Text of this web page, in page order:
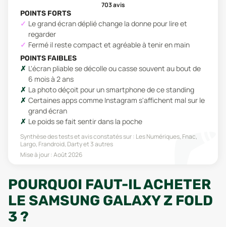
703avis
POINTS FORTS
Le grand écran déplié change la donne pour lire et
regarder
Fermé il reste compact et agréable à tenir en main
POINTS FAIBLES
L'écran pliable se décolle ou casse souvent au bout de
6 mois à 2 ans
La photo déçoit pour un smartphone de ce standing
Certaines apps comme Instagram s'affichent mal sur le
grand écran
Le poids se fait sentir dans la poche
Synthèse des tests et avis constatés sur : Les Numériques, Fnac,
Largo, Frandroid, Dartyet 3 autres
Mise à jour :Août 2026
POURQUOI FAUT-IL ACHETER
LE SAMSUNG GALAXY Z FOLD
3 ?